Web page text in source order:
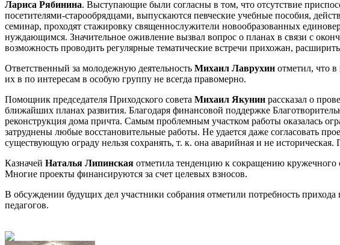
Лариса Рябинина. Выступающие были согласны в том, что отсутствие
посетителями-старообрядцами, выпускаются певческие учебные пособия,
семинар, проходят стажировку священнослужители новообразованных
нуждающимся. Значительное оживление вызвал вопрос о планах в связи с
возможность проводить регулярные тематические встречи прихожан,
Ответственный за молодежную деятельность Михаил Лаврухин отметил, что
их в по интересам в особую группу не всегда правомерно.
Помощник председателя Приходского совета Михаил Якунин рассказал о
ближайших планах развития. Благодаря финансовой поддержке
реконструкция дома причта. Самым проблемным участком работы оказалась
затруднены любые восстановительные работы. Не удается даже согласовать
существующую ограду нельзя сохранять, т. к. она аварийная и не
Казначей Наталья Липинская отметила тенденцию к сокращению кружечного
Многие проекты финансируются за счет целевых взносов.
В обсуждении будущих дел участники собрания отметили потребность
педагогов.